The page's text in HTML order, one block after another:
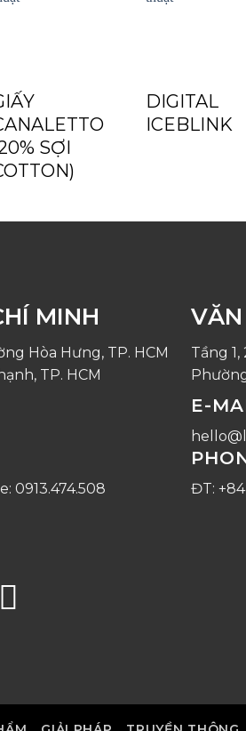
SỢI
DIGITAL
ICEBLINK
MINH
Hòa Hưng, TP. HCM
TP. HCM
0913.474.508
Tầng
E-
ĐT: